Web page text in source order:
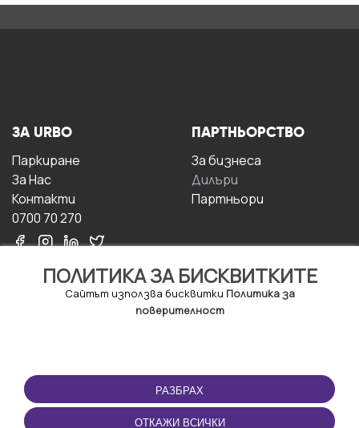
ПОЛИТИКА ЗА БИСКВИТКИТЕ
Сайтът използва бисквитки Политика за
поверителност
РАЗБРАХ
ОТКАЖИ ВСИЧКИ
ЗА URBO
Паркиране
За Hас
Контакти
0700 70 270
ПАРТНЬОРСТВО
За бизнесa
Дилъри
Партньори
ПОЛЗВАНЕ
Правила и условия за
ползване
ПРИЛОЖЕНИЕТО